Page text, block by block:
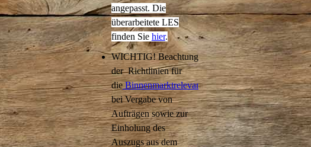
angepasst. Die
überarbeitete LES
finden Sie hier.
WICHTIG! Beachtung
der Richtlinien für
dieBinnenmarktrelevanz
bei Vergabe von
Aufträgen sowie zur
Einholung des
Auszugs aus dem